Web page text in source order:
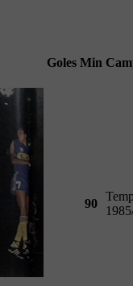
Goles Min
90